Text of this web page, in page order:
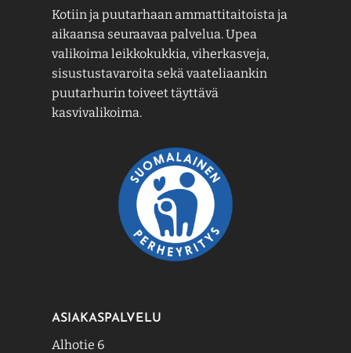
Kotiin ja puutarhaan ammattitaitoista ja
aikaansa seuraavaa palvelua. Upea
valikoima leikkokukkia, viherkasveja,
sisustustavaroita sekä vaateliaankin
puutarhurin toiveet täyttävä
kasvivalikoima.
ASIAKASPALVELU
Alhotie 6